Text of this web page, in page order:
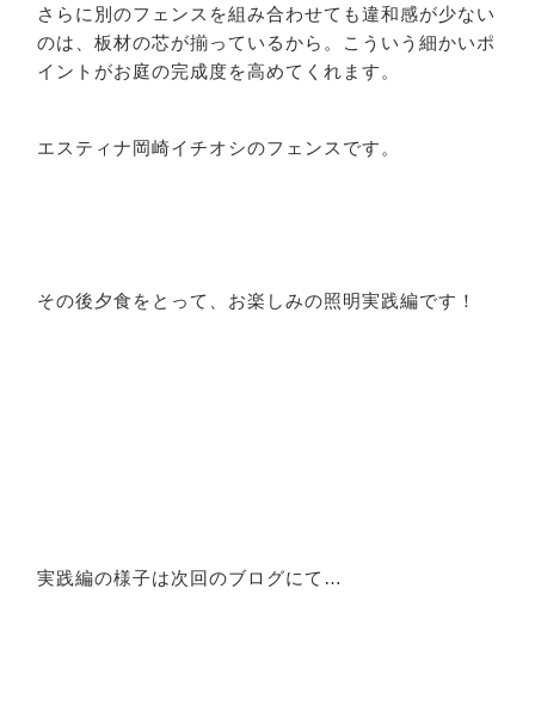
さらに別のフェンスを組み合わせても違和感が少ない
のは、板材の芯が揃っているから。こういう細かいポ
イントがお庭の完成度を高めてくれます。
エスティナ岡崎イチオシのフェンスです。
その後夕食をとって、お楽しみの照明実践編です！
実践編の様子は次回のブログにて…